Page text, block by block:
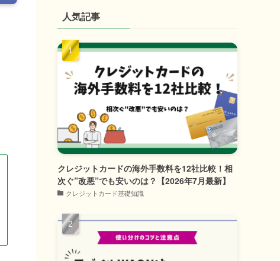
人気記事
クレジットカードの海外手数料を12社比較！相
次ぐ”改悪”でも安いのは？【2026年7月最新】
クレジットカード基礎知識